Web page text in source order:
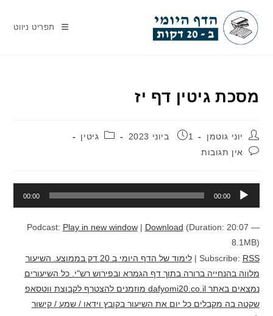
content
תפריט ניווט
מסכת גיטין דף יז
מחבר:יוני גוטמן פורסם:1 ביוני 2023 קטגוריה:
גיטין
תגובות:אין תגובות
00:00
00:00
Podcast: Play in new window| Download (Duration: 20:07 —
8.1MB)
Subscribe: RSS
|
לימוד של הדף היומי ב 20 דק בממוצע. השיעור
מלווה בהנחייה ברורה בתוך דף הגמרא ובפירוש רש"י. כל השיעורים
נמצאים באתר dafyomi20.co.il מוזמנים להצטרף לקבוצת ווטסאפ
שקטה בה מקבלים כל יום את השיעור בקובץ וידאו / שמע / קישור